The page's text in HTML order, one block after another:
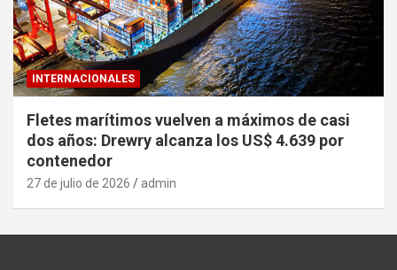
INTERNACIONALES
Fletes marítimos vuelven a máximos de casi
dos años: Drewry alcanza los US$ 4.639 por
contenedor
27 de julio de 2026 admin